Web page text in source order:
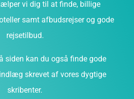
vi dig til at finde, billige
samt afbudsrejser og gode
rejsetilbud.
siden kan du også finde gode
skrevet af vores dygtige
skribenter.